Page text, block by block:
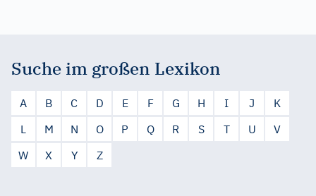
Suche im großen Lexikon
A B C D E F G H I J
K
L
M N O P Q R S T U
V
W
X Y Z